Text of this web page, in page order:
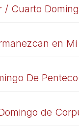
Cuarto
en
De
de